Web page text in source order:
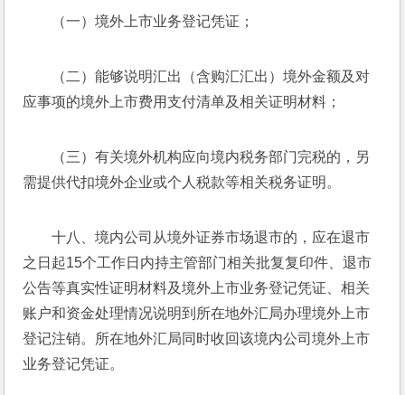
（一）境外上市业务登记凭证；
（二）能够说明汇出（含购汇汇出）境外金额及对
应事项的境外上市费用支付清单及相关证明材料；
（三）有关境外机构应向境内税务部门完税的，另
需提供代扣境外企业或个人税款等相关税务证明。
十八、境内公司从境外证券市场退市的，应在退市
之日起15个工作日内持主管部门相关批复复印件、退市
公告等真实性证明材料及境外上市业务登记凭证、相关
账户和资金处理情况说明到所在地外汇局办理境外上市
登记注销。所在地外汇局同时收回该境内公司境外上市
业务登记凭证。